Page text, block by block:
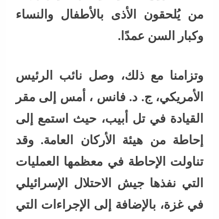
من يُلحقون الأذى بالأطفال والنساء
وكبار السن عمدًا.
وتزامنا مع ذلك، وصل نائب الرئيس
الأمريكي، ج. د. فانس ، أمس إلى مقر
القيادة في تل أبيب، حيث استمع إلى
إحاطة من هيئة الأركان العامة. وقد
تناولت الإحاطة في معظمها العمليات
التي نفذها جيش الاحتلال الإسرائيلي
في غزة، بالإضافة إلى الإجراءات التي